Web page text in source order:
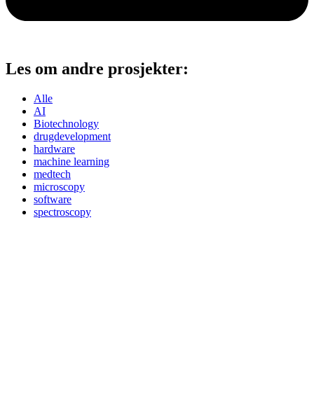
Les om andre prosjekter:
Alle
AI
Biotechnology
drugdevelopment
hardware
machine learning
medtech
microscopy
software
spectroscopy